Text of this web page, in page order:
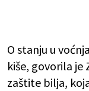
O stanju u
kiše, govorila je
zaštite bilja,